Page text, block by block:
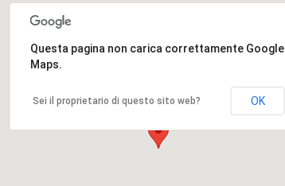
Questa pagina non carica correttamente Google
Maps.
Sei il proprietario di questo sito web? OK